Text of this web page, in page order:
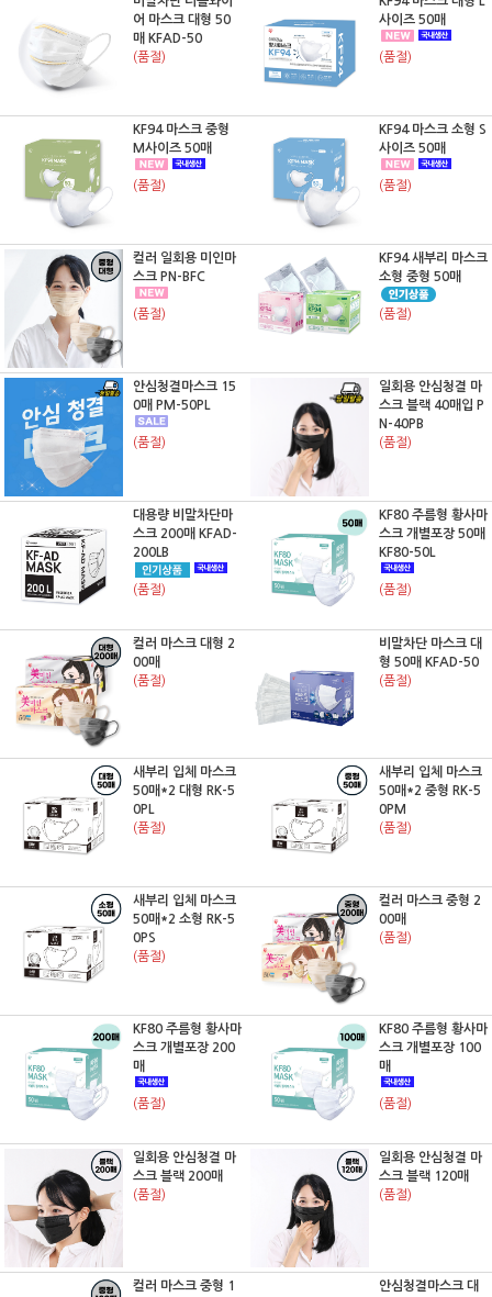
어 마스크 대형 50
매 KFAD-50
(품절)
사이즈 50매
(품절)
KF94 마스크 중형
M사이즈 50매
(품절)
KF94 마스크 소형 S
사이즈 50매
(품절)
컬러 일회용 미인마
스크 PN-BFC
(품절)
KF94 새부리 마스크
소형 중형 50매
(품절)
안심청결마스크 15
0매 PM-50PL
(품절)
일회용 안심청결 마
스크 블랙 40매입 P
N-40PB
(품절)
대용량 비말차단마
스크 200매 KFAD-
200LB
(품절)
KF80 주름형 황사마
스크 개별포장 50매
KF80-50L
(품절)
컬러 마스크 대형 2
00매
(품절)
비말차단 마스크 대
형 50매 KFAD-50
(품절)
새부리 입체 마스크
50매*2 대형 RK-5
0PL
(품절)
새부리 입체 마스크
50매*2 중형 RK-5
0PM
(품절)
새부리 입체 마스크
50매*2 소형 RK-5
0PS
(품절)
컬러 마스크 중형 2
00매
(품절)
KF80 주름형 황사마
스크 개별포장 200
매
(품절)
KF80 주름형 황사마
스크 개별포장 100
매
(품절)
일회용 안심청결 마
스크 블랙 200매
(품절)
일회용 안심청결 마
스크 블랙 120매
(품절)
컬러 마스크 중형 1
안심청결마스크 대